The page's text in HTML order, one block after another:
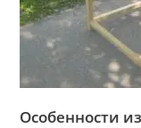
Особенности